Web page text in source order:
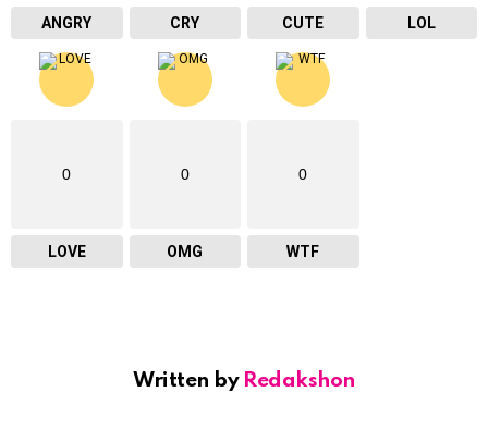
ANGRY CRY CUTE LOL
0
LOVE
0
OMG
0
WTF
Written by Redakshon